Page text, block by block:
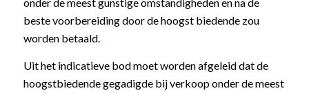
beste voorbereiding door de hoogst biedende zou
worden betaald.
Uit het indicatieve bod moet worden afgeleid dat de
hoogstbiedende gegadigde bij verkoop onder de meest